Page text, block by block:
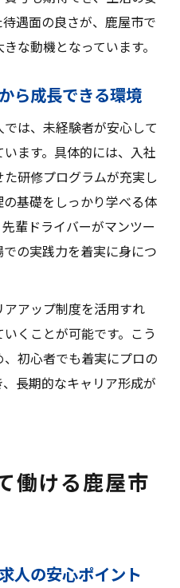
遇面の良さが、鹿屋市で
な動機となっています。
ら成長できる環境
は、未経験者が安心して
ます。具体的には、入社
研修プログラムが充実し
基礎をしっかり学べる体
輩ドライバーがマンツー
の実践力を着実に身につ
アップ制度を活用すれ
くことが可能です。こう
初心者でも着実にプロの
長期的なキャリア形成が
働ける鹿屋市
人の安心ポイント